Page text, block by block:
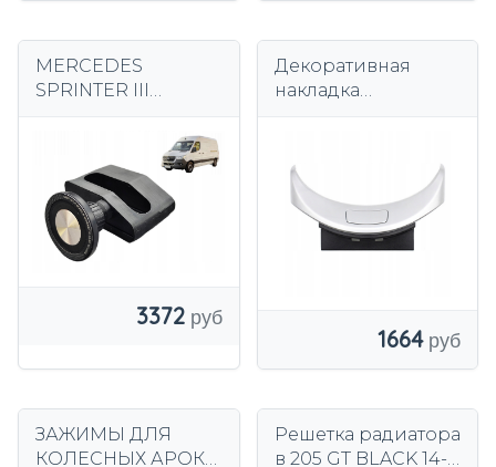
MERCEDES
SPRINTER III
держатель
телефона W910
3372
Декоративная
накладка
W205
1664
ЗАЖИМЫ ДЛЯ
КОЛЕСНЫХ АРОК
Решетка радиатора
в 205 GT BLACK 14-